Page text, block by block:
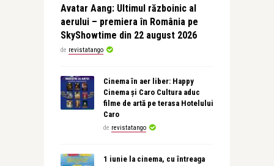
Avatar Aang: Ultimul războinic al
aerului – premiera în România pe
SkyShowtime din 22 august 2026
de revistatango
Cinema în aer liber: Happy
Cinema și Caro Cultura aduc
filme de artă pe terasa Hotelului
Caro
de revistatango
1 iunie la cinema, cu întreaga